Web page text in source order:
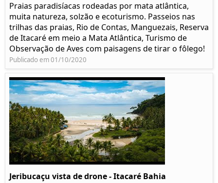
Praias paradisíacas rodeadas por mata atlântica,
muita natureza, solzão e ecoturismo. Passeios nas
trilhas das praias, Rio de Contas, Manguezais, Reserva
de Itacaré em meio a Mata Atlântica, Turismo de
Observação de Aves com paisagens de tirar o fôlego!
Publicado em 01/10/2020
Jeribucaçu vista de drone - Itacaré Bahia